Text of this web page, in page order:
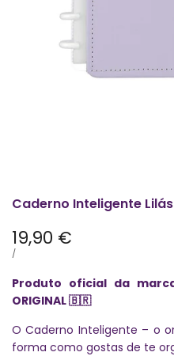
Caderno Inteligente
Preço
promocional
19,90 €
PREÇO
/POR
Produto oficial da
ORIGINAL🇧🇷
O Caderno Inteligente – o
forma como gostas de te